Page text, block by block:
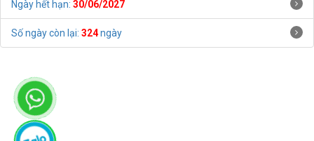
Ngày hết hạn: 30/06/2027
Số ngày còn lại: 324ngày